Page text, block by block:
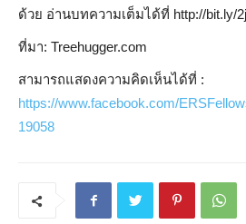
ด้วย อ่านบทความเต็มได้ที่ http://bit.ly/
ที่มา: Treehugger.com
สามารถแสดงความคิดเห็นได้ที่ :
https://www.facebook.com/
19058